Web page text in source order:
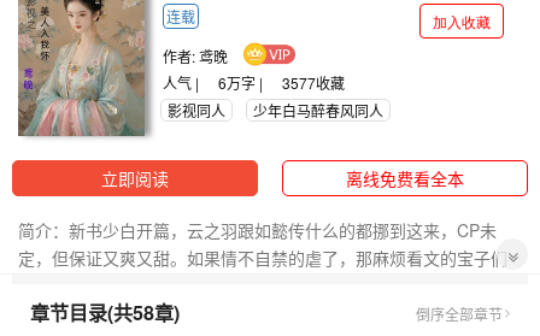
连载
加入收藏
作者:鸢晚
人气 |
6万字 | 3577收藏
影视同人
少年白马醉春风同人
立即阅读 离线免费看全本
简介：新书少白开篇，云之羽跟如懿传什么的都挪到这来，CP未
定，但保证又爽又甜。如果情不自禁的虐了，那麻烦看文的宝子们
后文可能还有男性视角，想到啥写啥了，原本想用意别离二作为
章节目录(共58章) 倒序全部章节